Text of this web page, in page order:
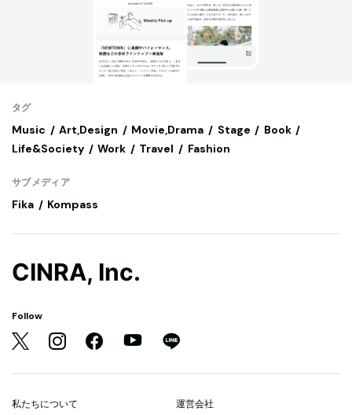
タグ
Music Art,Design Movie,Drama Stage
Book
Life&Society
Work Travel Fashion
サブメディア
Fika Kompass
CINRA, Inc.
Follow
私たちについて 運営会社